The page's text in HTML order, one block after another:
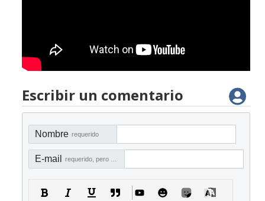
Escribir un comentario
Nombre requerido
E-mail